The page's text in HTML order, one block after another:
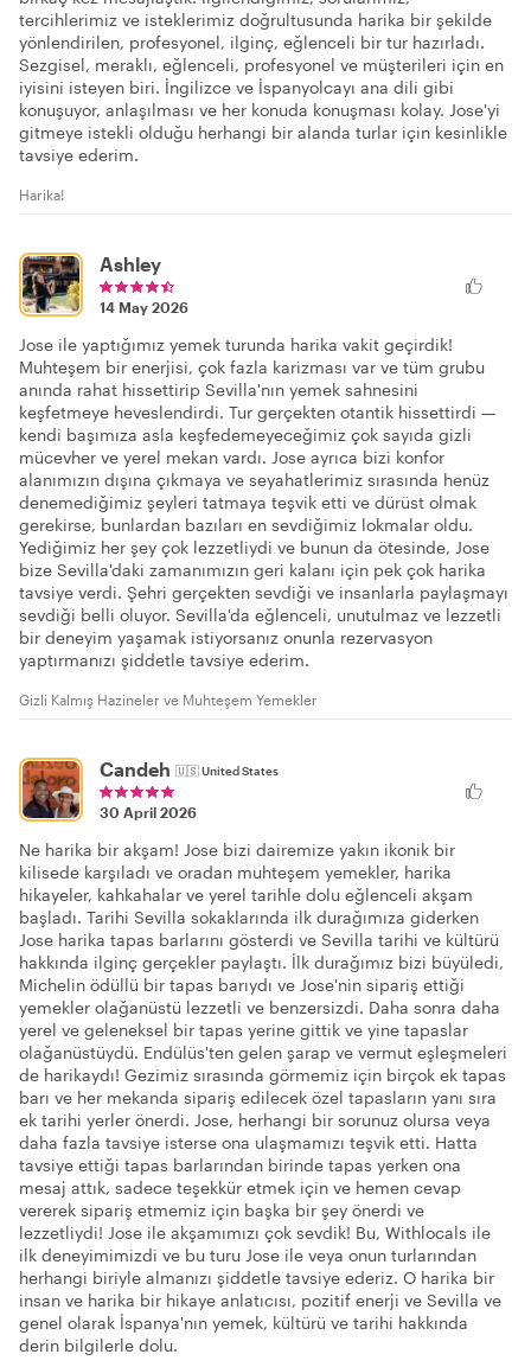
tercihlerimiz ve isteklerimiz doğrultusunda harika bir şekilde
yönlendirilen, profesyonel, ilginç, eğlenceli bir tur hazırladı.
Sezgisel, meraklı, eğlenceli, profesyonel ve müşterileri için en
iyisini isteyen biri. İngilizce ve İspanyolcayı ana dili gibi
konuşuyor, anlaşılması ve her konuda konuşması kolay. Jose'yi
gitmeye istekli olduğu herhangi bir alanda turlar için kesinlikle
tavsiye ederim.
Harika!
Ashley
14 May 2026
Jose ile yaptığımız yemek turunda harika vakit geçirdik!
Muhteşem bir enerjisi, çok fazla karizması var ve tüm grubu
anında rahat hissettirip Sevilla'nın yemek sahnesini
keşfetmeye heveslendirdi. Tur gerçekten otantik hissettirdi —
kendi başımıza asla keşfedemeyeceğimiz çok sayıda gizli
mücevher ve yerel mekan vardı. Jose ayrıca bizi konfor
alanımızın dışına çıkmaya ve seyahatlerimiz sırasında henüz
denemediğimiz şeyleri tatmaya teşvik etti ve dürüst olmak
gerekirse, bunlardan bazıları en sevdiğimiz lokmalar oldu.
Yediğimiz her şey çok lezzetliydi ve bunun da ötesinde, Jose
bize Sevilla'daki zamanımızın geri kalanı için pek çok harika
tavsiye verdi. Şehri gerçekten sevdiği ve insanlarla paylaşmayı
sevdiği belli oluyor. Sevilla'da eğlenceli, unutulmaz ve lezzetli
bir deneyim yaşamak istiyorsanız onunla rezervasyon
yaptırmanızı şiddetle tavsiye ederim.
Gizli Kalmış Hazineler ve Muhteşem Yemekler
Candeh 🇺🇸United States
30 April 2026
Ne harika bir akşam! Jose bizi dairemize yakın ikonik bir
kilisede karşıladı ve oradan muhteşem yemekler, harika
hikayeler, kahkahalar ve yerel tarihle dolu eğlenceli akşam
başladı. Tarihi Sevilla sokaklarında ilk durağımıza giderken
Jose harika tapas barlarını gösterdi ve Sevilla tarihi ve kültürü
hakkında ilginç gerçekler paylaştı. İlk durağımız bizi büyüledi,
Michelin ödüllü bir tapas barıydı ve Jose'nin sipariş ettiği
yemekler olağanüstü lezzetli ve benzersizdi. Daha sonra daha
yerel ve geleneksel bir tapas yerine gittik ve yine tapaslar
olağanüstüydü. Endülüs'ten gelen şarap ve vermut eşleşmeleri
de harikaydı! Gezimiz sırasında görmemiz için birçok ek tapas
barı ve her mekanda sipariş edilecek özel tapasların yanı sıra
ek tarihi yerler önerdi. Jose, herhangi bir sorunuz olursa veya
daha fazla tavsiye isterse ona ulaşmamızı teşvik etti. Hatta
tavsiye ettiği tapas barlarından birinde tapas yerken ona
mesaj attık, sadece teşekkür etmek için ve hemen cevap
vererek sipariş etmemiz için başka bir şey önerdi ve
lezzetliydi! Jose ile akşamımızı çok sevdik! Bu, Withlocals ile
ilk deneyimimizdi ve bu turu Jose ile veya onun turlarından
herhangi biriyle almanızı şiddetle tavsiye ederiz. O harika bir
insan ve harika bir hikaye anlatıcısı, pozitif enerji ve Sevilla ve
genel olarak İspanya'nın yemek, kültürü ve tarihi hakkında
derin bilgilerle dolu.